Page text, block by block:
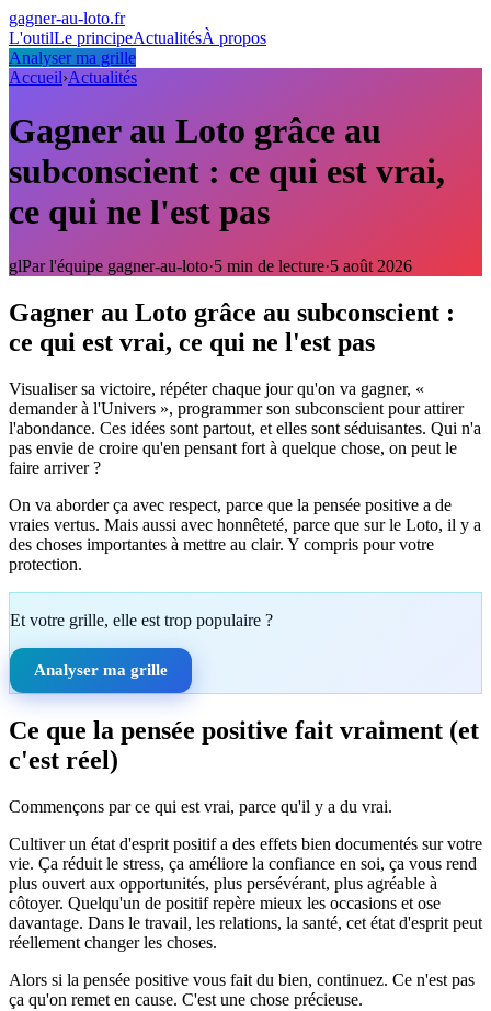
gagner-au-loto.fr
L'outilLe principeActualitésÀ propos
Analyser ma grille
Accueil›Actualités
Gagner au Loto grâce au
subconscient : ce qui est vrai,
ce qui ne l'est pas
glPar l'équipe gagner-au-loto·5 min de lecture·5 août 2026
Gagner au Loto grâce au subconscient :
ce qui est vrai, ce qui ne l'est pas
Visualiser sa victoire, répéter chaque jour qu'on va gagner, «
demander à l'Univers », programmer son subconscient pour attirer
l'abondance. Ces idées sont partout, et elles sont séduisantes. Qui n'a
pas envie de croire qu'en pensant fort à quelque chose, on peut le
faire arriver ?
On va aborder ça avec respect, parce que la pensée positive a de
vraies vertus. Mais aussi avec honnêteté, parce que sur le Loto, il y a
des choses importantes à mettre au clair. Y compris pour votre
protection.
Et votre grille, elle est trop populaire ?
Analyser ma grille
Ce que la pensée positive fait vraiment (et
c'est réel)
Commençons par ce qui est vrai, parce qu'il y a du vrai.
Cultiver un état d'esprit positif a des effets bien documentés sur votre
vie. Ça réduit le stress, ça améliore la confiance en soi, ça vous rend
plus ouvert aux opportunités, plus persévérant, plus agréable à
côtoyer. Quelqu'un de positif repère mieux les occasions et ose
davantage. Dans le travail, les relations, la santé, cet état d'esprit peut
réellement changer les choses.
Alors si la pensée positive vous fait du bien, continuez. Ce n'est pas
ça qu'on remet en cause. C'est une chose précieuse.